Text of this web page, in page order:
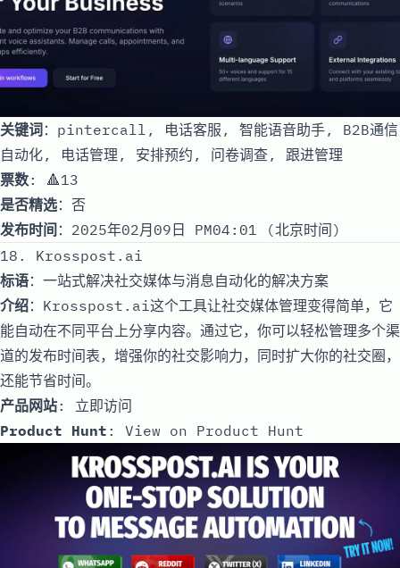
关键词：pintercall, 电话客服, 智能语音助手, B2B通信
自动化, 电话管理, 安排预约, 问卷调查, 跟进管理
票数: 🔺13
是否精选：否
发布时间 ：2025年02月09日 PM04:01 (北京时间)
18. Krosspost.ai
标语：一站式解决社交媒体与消息自动化的解决方案
介绍：Krosspost.ai这个工具让社交媒体管理变得简单，它
能自动在不同平台上分享内容。通过它，你可以轻松管理多个渠
道的发布时间表，增强你的社交影响力，同时扩大你的社交圈，
还能节省时间。
产品网站: 立即访问
Product Hunt : View on Product Hunt